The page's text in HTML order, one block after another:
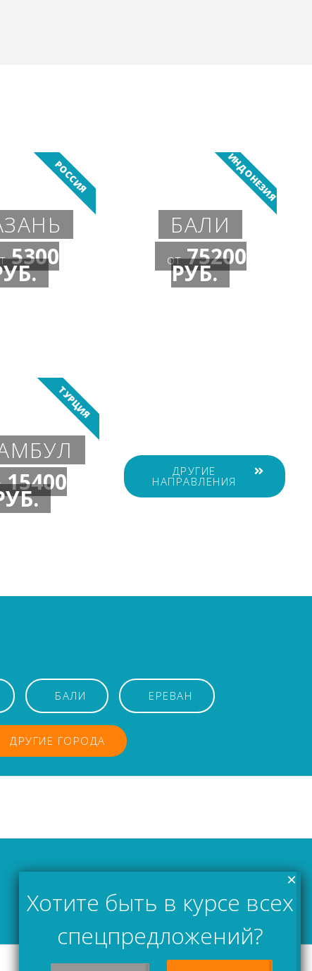
5300
РОССИЯ
БАЛИ
от 75200
РУБ.
ИНДОНЕЗИЯ
15400
ТУРЦИЯ
ДРУГИЕ
НАПРАВЛЕНИЯ
БАЛИ ЕРЕВАН
ДРУГИЕ ГОРОДА
Хотите быть в курсе всех
спецпредложений?
×